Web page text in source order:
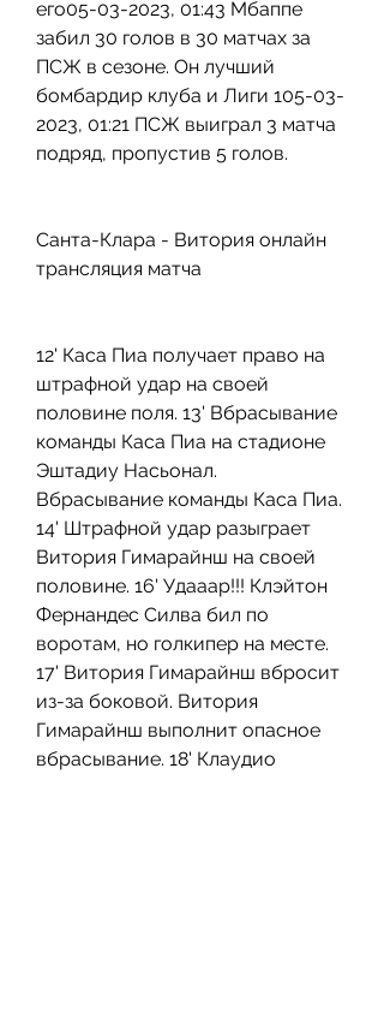
его05-03-2023, 01:43 Мбаппе
забил 30 голов в 30 матчах за
ПСЖ в сезоне. Он лучший
бомбардир клуба и Лиги 105-03-
2023, 01:21 ПСЖ выиграл 3 матча
подряд, пропустив 5 голов.
Санта-Клара - Витория онлайн
трансляция матча
12' Каса Пиа получает право на
штрафной удар на своей
половине поля. 13' Вбрасывание
команды Каса Пиа на стадионе
Эштадиу Насьонал.
Вбрасывание команды Каса Пиа.
14' Штрафной удар разыграет
Витория Гимарайнш на своей
половине. 16' Удааар!!! Клэйтон
Фернандес Силва бил по
воротам, но голкипер на месте.
17' Витория Гимарайнш вбросит
из-за боковой. Витория
Гимарайнш выполнит опасное
вбрасывание. 18' Клаудио